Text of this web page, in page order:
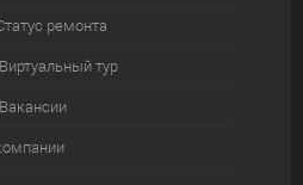
ремонта
тур